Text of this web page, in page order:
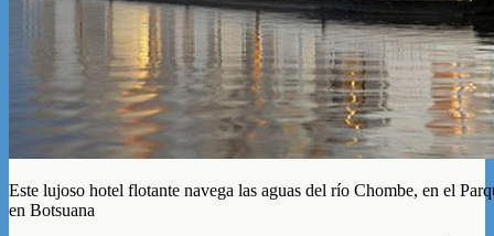
Este lujoso hotel flotante navega las aguas del río Chombe, en el
en Botsuana